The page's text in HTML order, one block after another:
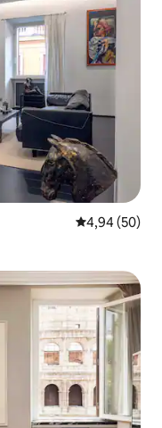
4,94 ud af 5 i
4,94 (50)